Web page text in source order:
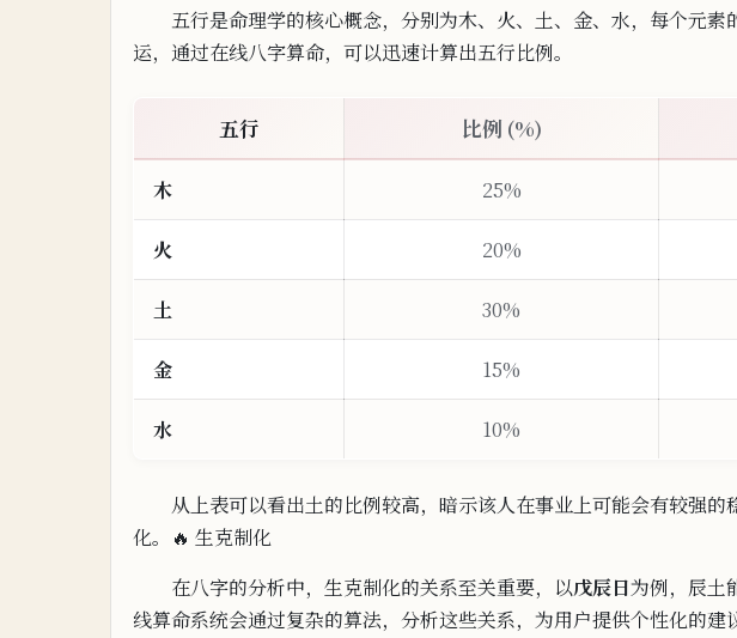
五行是命理学的核心概念， 分别为木、火、土、金、水，每个元素
运，通过在线八字算命，可以迅速计算出五行比例。
五行 比例 (%)
木 25%
火 20%
土 30%
金 15%
水 10%
从上表可以看出土的比例较高，暗示该人在事业上可能会有较强的
化。
🔥 生克制化
在八字的分析中，生克制化的关系至关重要，以戊辰日为例，辰土
线算命系统会通过复杂的算法， 分析这些关系，为用户提供个性化的建